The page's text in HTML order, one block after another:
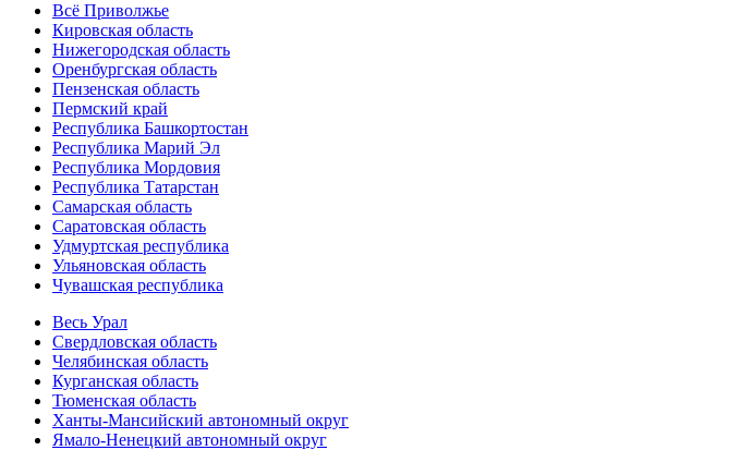
Всё Приволжье
Кировская область
Нижегородская область
Оренбургская область
Пензенская область
Пермский край
Республика Башкортостан
Республика Марий Эл
Республика Мордовия
Республика Татарстан
Самарская область
Саратовская область
Удмуртская республика
Ульяновская область
Чувашская республика
Весь Урал
Свердловская область
Челябинская область
Курганская область
Тюменская область
Ханты-Мансийский автономный округ
Ямало-Ненецкий автономный округ